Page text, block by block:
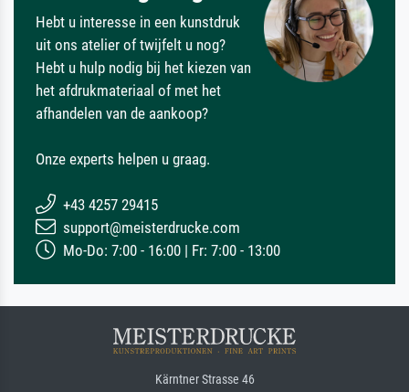
Hebt u interesse in een kunstdruk
uit ons atelier of twijfelt u nog?
Hebt u hulp nodig bij het kiezen van
het afdrukmateriaal of met het
afhandelen van de aankoop?
Onze experts helpen u graag.
+43 4257 29415
support@meisterdrucke.com
Mo-Do: 7:00 - 16:00 | Fr: 7:00 - 13:00
Kärntner Strasse 46